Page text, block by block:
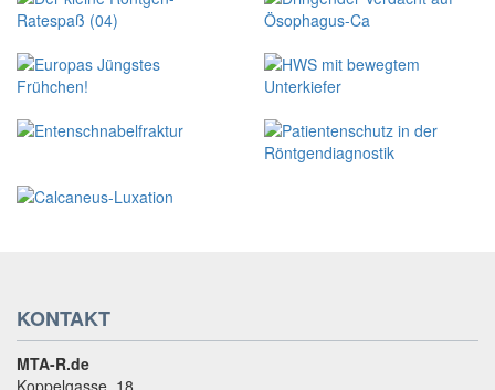
KONTAKT
MTA-R.de
Koppelgasse. 18